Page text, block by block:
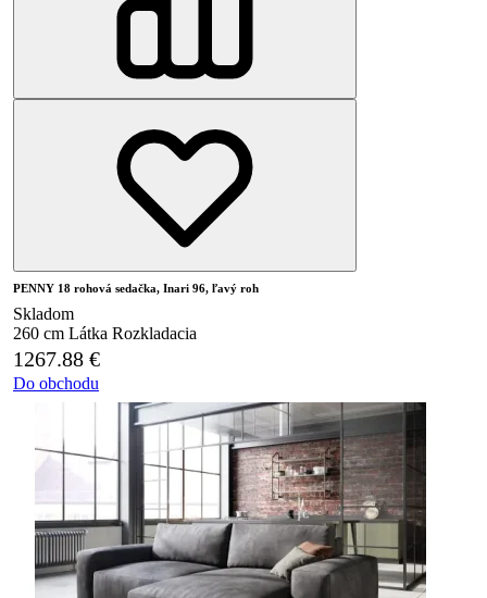
PENNY 18 rohová sedačka, Inari 96, ľavý roh
Skladom
260 cm Látka Rozkladacia
1267.88 €
Do obchodu